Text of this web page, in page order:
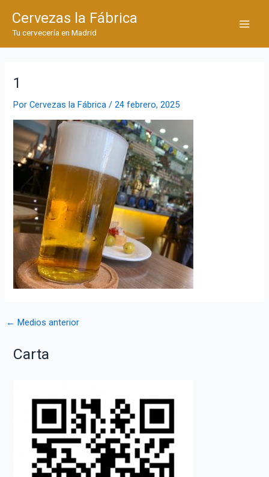
contenido
Cervezas la Fábrica
Tu cervecería en Madrid
1
PorCervezas la Fábrica/24 febrero, 2025
Navegación
entradas
← Medios anterior
Carta